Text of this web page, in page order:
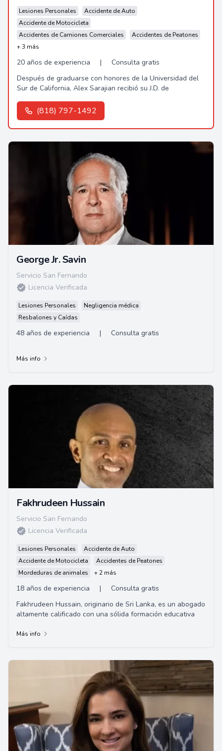
Lesiones Personales
Accidente de Auto
Accidente de Motocicleta
Accidentes de Camiones Comerciales
Accidentes de Peatones
+ 3 más
20 años de experiencia |
Consulta gratis
Después de graduarse con honores de la Universidad del
Sur de California, Alex Sarajian recibió su J.D. de
(818) 797-1492
George Jr. Savin
Servicio San Fernando
Licencia Verificada
Lesiones Personales
Negligencia médica
Resbalones y Caídas
48 años de experiencia | Consulta gratis
Más info
Fakhrudeen Hussain
Servicio San Fernando
Licencia Verificada
Lesiones Personales
Accidente de Auto
Accidente de Motocicleta
Accidentes de Peatones
Mordeduras de animales
+ 2 más
18 años de experiencia |
Consulta gratis
Fakhrudeen Hussain, originario de Sri Lanka, es un abogado
altamente calificado con una sólida formación educativa
Más info